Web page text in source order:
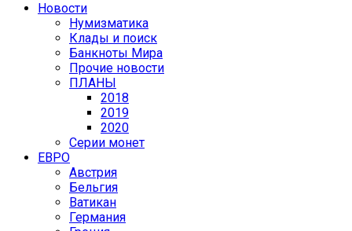
Новости
Нумизматика
Клады и поиск
Банкноты Мира
Прочие новости
ПЛАНЫ
2018
2019
2020
Серии монет
ЕВРО
Австрия
Бельгия
Ватикан
Германия